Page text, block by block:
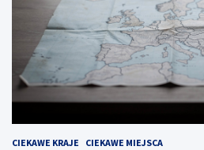
CIEKAWE KRAJE CIEKAWE MIEJSCA